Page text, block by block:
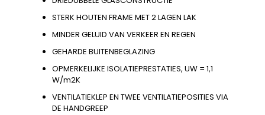
STERK HOUTEN FRAME MET 2 LAGEN LAK
MINDER GELUID VAN VERKEER EN REGEN
GEHARDE BUITENBEGLAZING
OPMERKELIJKE ISOLATIEPRESTATIES, UW = 1,1
W/m2K
VENTILATIEKLEP EN TWEE VENTILATIEPOSITIES VIA
DE HANDGREEP